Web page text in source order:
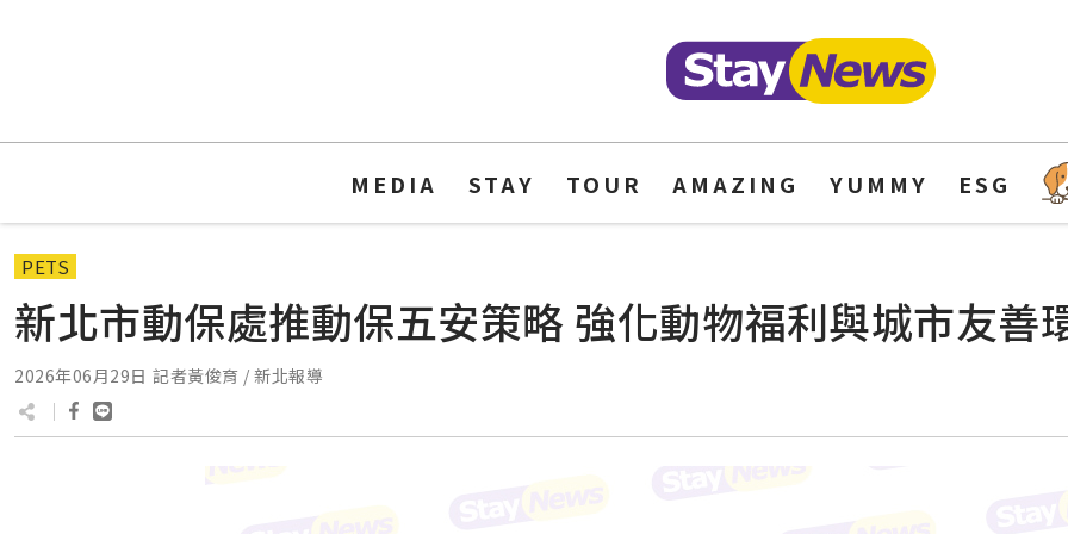
MEDIA STAY TOUR AMAZING YUMMY ESG
PETS
新北市動保處推動保五安策略 強化動物福利與城市友善
2026年06月29日 記者黃俊育 / 新北報導